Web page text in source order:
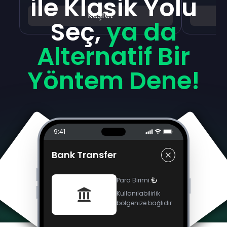
Keşfet
ile Klasik Yolu
Seç,ya da
Alternatif Bir
Yöntem Dene!
9:41
Bank Transfer
Para Birimi:₺
Kullanılabilirlik
bölgenize bağlıdır